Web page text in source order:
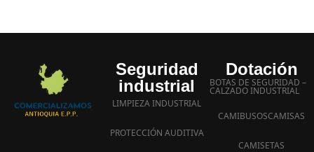
Seguridad
industrial
LIMPIEZA INDUSTRIAL
PROTECCIÓN AUDITIVA
Dotación
BOTAS DE SEGURIDAD –
CALZADO INDUSTRIAL
CAMIBUSOSCAMISAS
CAMISETAS